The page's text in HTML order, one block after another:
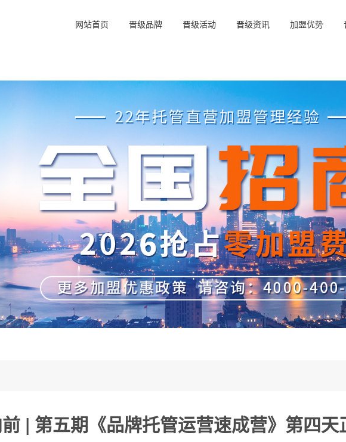
网站首页 晋级品牌 晋级活动 晋级资讯 加盟优势
| 第五期《品牌托管运营速成营》第四天